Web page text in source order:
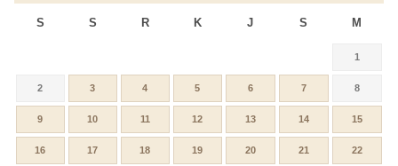
S S R K J S M
1
2 3 4 5 6 7 8
9 10 11 12 13 14 15
16 17 18 19 20 21 22